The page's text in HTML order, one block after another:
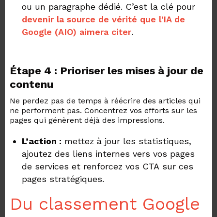
ou un paragraphe dédié. C’est la clé pour
devenir la source de vérité que l'IA de
Google (AIO) aimera citer.
Étape 4 : Prioriser les mises à jour de
contenu
Ne perdez pas de temps à réécrire des articles qui
ne performent pas. Concentrez vos efforts sur les
pages qui génèrent déjà des impressions.
L’action : mettez à jour les statistiques,
ajoutez des liens internes vers vos pages
de services et renforcez vos CTA sur ces
pages stratégiques.
Du classement Google